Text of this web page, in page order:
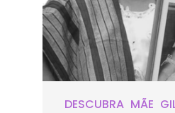
DESCUBRA MÃE